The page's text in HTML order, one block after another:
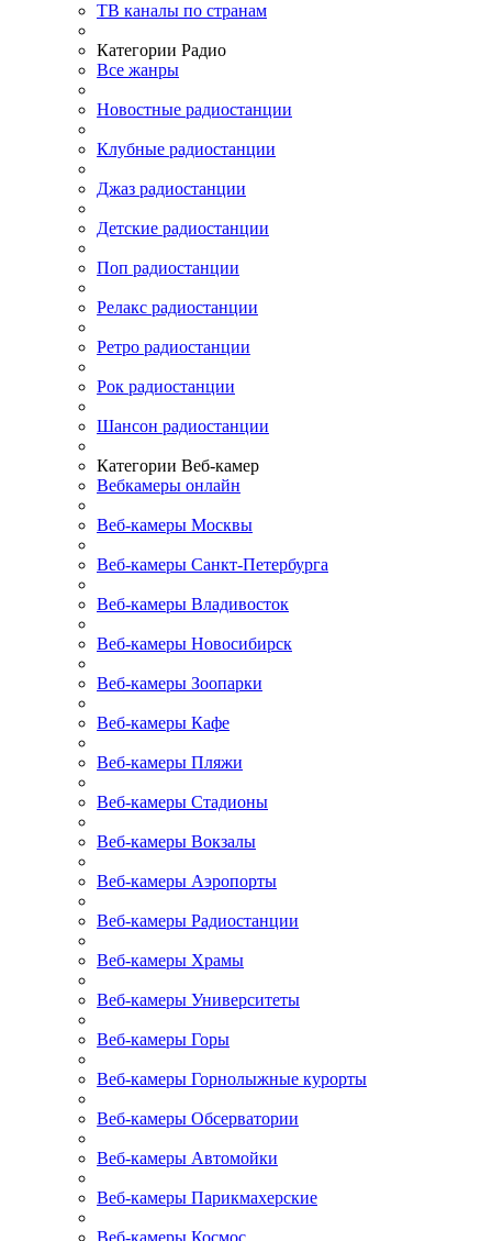
ТВ каналы по странам
Категории Радио
Все жанры
Новостные радиостанции
Клубные радиостанции
Джаз радиостанции
Детские радиостанции
Поп радиостанции
Релакс радиостанции
Ретро радиостанции
Рок радиостанции
Шансон радиостанции
Категории Веб-камер
Вебкамеры онлайн
Веб-камеры Москвы
Веб-камеры Санкт-Петербурга
Веб-камеры Владивосток
Веб-камеры Новосибирск
Веб-камеры Зоопарки
Веб-камеры Кафе
Веб-камеры Пляжи
Веб-камеры Стадионы
Веб-камеры Вокзалы
Веб-камеры Аэропорты
Веб-камеры Радиостанции
Веб-камеры Храмы
Веб-камеры Университеты
Веб-камеры Горы
Веб-камеры Горнолыжные курорты
Веб-камеры Обсерватории
Веб-камеры Автомойки
Веб-камеры Парикмахерские
Веб-камеры Космос